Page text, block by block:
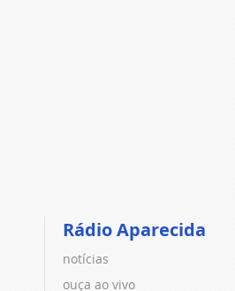
Rádio Aparecida
notícias
ouça ao vivo